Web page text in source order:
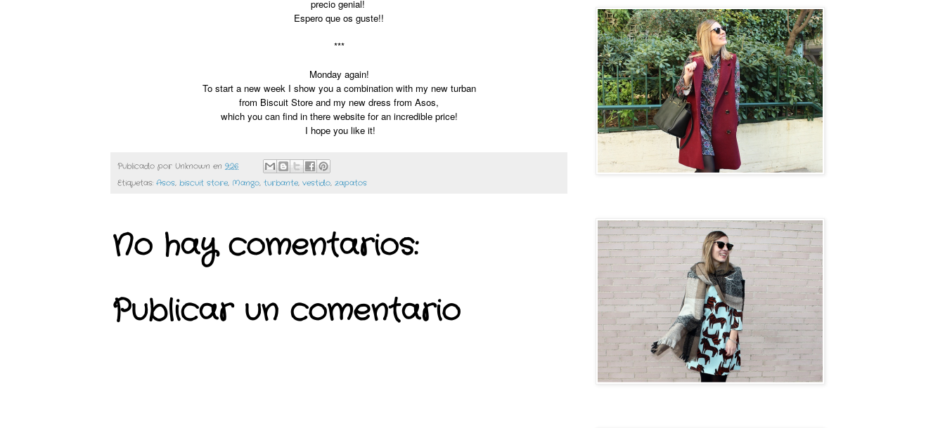
precio genial!
Espero que os guste!!
***
Monday again!
To start a new week I show you a combination with my new turban
from Biscuit Store and my new dress from Asos,
which you can find in there website for an incredible price!
I hope you like it!
Publicado por Unknown en 9:26
Etiquetas: Asos, biscuit store, Mango, turbante, vestido, zapatos
No hay comentarios:
Publicar un comentario